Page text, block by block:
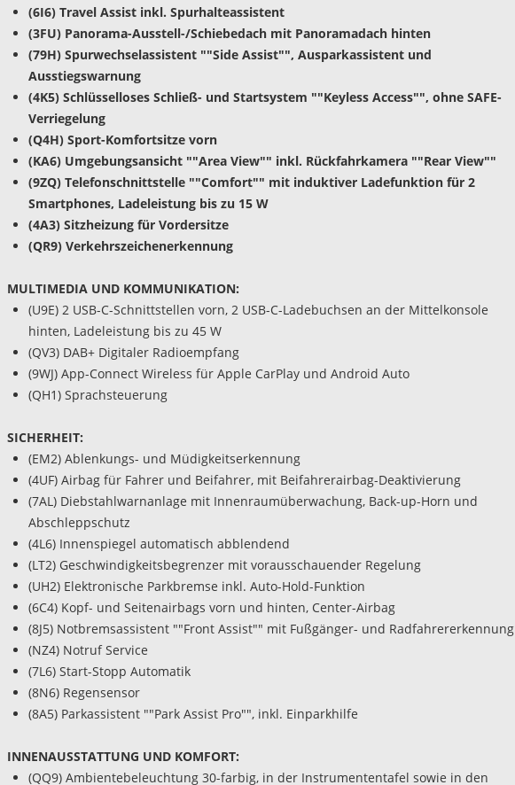
(6I6) Travel Assist inkl. Spurhalteassistent
(3FU) Panorama-Ausstell-/Schiebedach mit Panoramadach hinten
(79H) Spurwechselassistent ""Side Assist"", Ausparkassistent und
Ausstiegswarnung
(4K5) Schlüsselloses Schließ- und Startsystem ""Keyless Access"", ohne SAFE-
Verriegelung
(Q4H) Sport-Komfortsitze vorn
(KA6) Umgebungsansicht ""Area View"" inkl. Rückfahrkamera ""Rear View""
(9ZQ) Telefonschnittstelle ""Comfort"" mit induktiver Ladefunktion für 2
Smartphones, Ladeleistung bis zu 15 W
(4A3) Sitzheizung für Vordersitze
(QR9) Verkehrszeichenerkennung
MULTIMEDIA UND KOMMUNIKATION:
(U9E) 2 USB-C-Schnittstellen vorn, 2 USB-C-Ladebuchsen an der Mittelkonsole
hinten, Ladeleistung bis zu 45 W
(QV3) DAB+ Digitaler Radioempfang
(9WJ) App-Connect Wireless für Apple CarPlay und Android Auto
(QH1) Sprachsteuerung
SICHERHEIT:
(EM2) Ablenkungs- und Müdigkeitserkennung
(4UF) Airbag für Fahrer und Beifahrer, mit Beifahrerairbag-Deaktivierung
(7AL) Diebstahlwarnanlage mit Innenraumüberwachung, Back-up-Horn und
Abschleppschutz
(4L6) Innenspiegel automatisch abblendend
(LT2) Geschwindigkeitsbegrenzer mit vorausschauender Regelung
(UH2) Elektronische Parkbremse inkl. Auto-Hold-Funktion
(6C4) Kopf- und Seitenairbags vorn und hinten, Center-Airbag
(8J5) Notbremsassistent ""Front Assist"" mit Fußgänger- und Radfahrererkennung
(NZ4) Notruf Service
(7L6) Start-Stopp Automatik
(8N6) Regensensor
(8A5) Parkassistent ""Park Assist Pro"", inkl. Einparkhilfe
INNENAUSSTATTUNG UND KOMFORT:
(QQ9) Ambientebeleuchtung 30-farbig, in der Instrumententafel sowie in den